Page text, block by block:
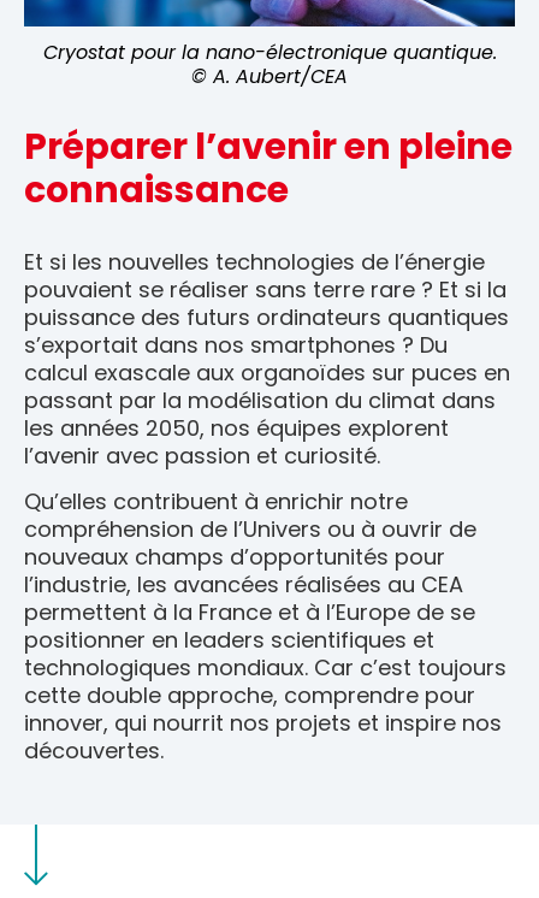
Cryostat pour la nano-électronique quantique.
© A. Aubert/CEA
Préparer l’avenir en pleine
connaissance
Et si les nouvelles technologies de l’énergie
pouvaient se réaliser sans terre rare ? Et si la
puissance des futurs ordinateurs quantiques
s’exportait dans nos smartphones ? Du
calcul exascale aux organoïdes sur puces en
passant par la modélisation du climat dans
les années 2050, nos équipes explorent
l’avenir avec passion et curiosité.
Qu’elles contribuent à enrichir notre
compréhension de l’Univers ou à ouvrir de
nouveaux champs d’opportunités pour
l’industrie, les avancées réalisées au CEA
permettent à la France et à l’Europe de se
positionner en leaders scientifiques et
technologiques mondiaux. Car c’est toujours
cette double approche, comprendre pour
innover, qui nourrit nos projets et inspire nos
découvertes.